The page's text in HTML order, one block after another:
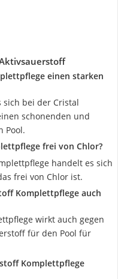
einen starken
bei der Cristal
schonenden und
Pool.
frei von Chlor?
handelt es sich
frei von Chlor ist.
Komplettpflege auch
wirkt auch gegen
für den Pool für
Komplettpflege